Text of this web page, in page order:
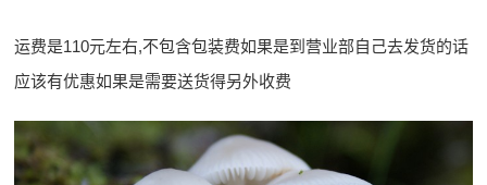
运费是110元左右,不包含包装费如果是到营业部自己去发货的话
应该有优惠如果是需要送货得另外收费